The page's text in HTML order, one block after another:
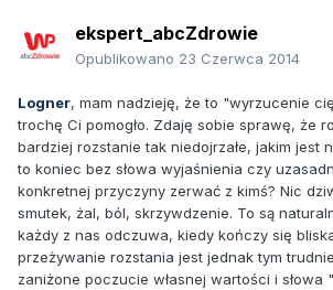
ekspert_abcZdrowie
Opublikowano 23 Czerwca 2014
Logner, mam nadzieję, że to "wyrzucenie
trochę Ci pomogło. Zdaję sobie sprawę, że
bardziej rozstanie tak niedojrzałe, jakim jest
to koniec bez słowa wyjaśnienia czy
konkretnej przyczyny zerwać z kimś? Nic
smutek, żal, ból, skrzywdzenie. To są
każdy z nas odczuwa, kiedy kończy się
przeżywanie rozstania jest jednak tym
zaniżone poczucie własnej wartości i słowa